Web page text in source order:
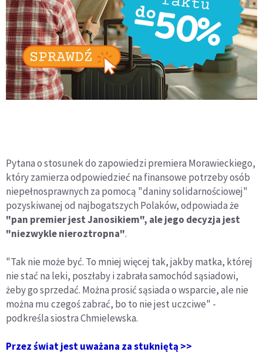
Pytana o stosunek do zapowiedzi premiera Morawieckiego,
który zamierza odpowiedzieć na finansowe potrzeby osób
niepełnosprawnych za pomocą "daniny solidarnościowej"
pozyskiwanej od najbogatszych Polaków, odpowiada że
"pan premier jest Janosikiem", ale jego decyzja jest
"niezwykle nieroztropna".
"Tak nie może być. To mniej więcej tak, jakby matka, której
nie stać na leki, poszłaby i zabrała samochód sąsiadowi,
żeby go sprzedać. Można prosić sąsiada o wsparcie, ale nie
można mu czegoś zabrać, bo to nie jest uczciwe" -
podkreśla siostra Chmielewska.
Przez świat jest uważana za stukniętą >>